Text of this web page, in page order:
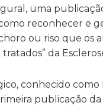
uma
reconhecer e
ou riso que os
da
conhecido como
publicação da